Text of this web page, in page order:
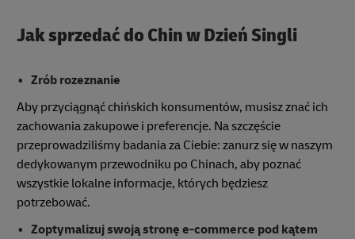
Jak sprzedać do Chin w Dzień Singli
Zrób rozeznanie
Aby przyciągnąć chińskich konsumentów, musisz znać ich
zachowania zakupowe i preferencje. Na szczęście
przeprowadziliśmy badania za Ciebie: zanurz się w naszym
dedykowanym przewodniku po Chinach, aby poznać
wszystkie lokalne informacje, których będziesz
potrzebować.
Zoptymalizuj swoją stronę e-commerce pod kątem